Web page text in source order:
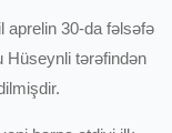
aprelin 30-da fəlsəfə
Hüseynli tərəfindən